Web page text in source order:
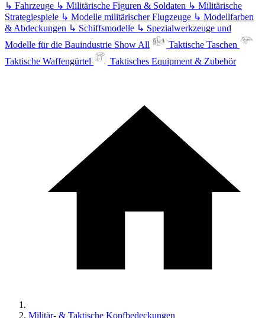
↳ Fahrzeuge ↳ Militärische Figuren & Soldaten ↳ Militärische
Strategiespiele ↳ Modelle militärischer Flugzeuge ↳ Modellfarben
& Abdeckungen ↳ Schiffsmodelle ↳ Spezialwerkzeuge und
Modelle für die Bauindustrie Show All
Taktische Taschen
Taktische Waffengürtel
Taktisches Equipment & Zubehör
Militär- & Taktische Kopfbedeckungen